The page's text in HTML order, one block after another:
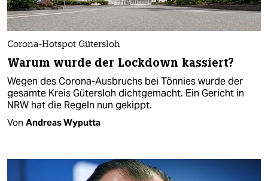
Corona-Hotspot Gütersloh
Warum wurde der Lockdown kassiert?
Wegen des Corona-Ausbruchs bei Tönnies wurde der
gesamte Kreis Gütersloh dichtgemacht. Ein Gericht in
NRW hat die Regeln nun gekippt.
Von Andreas Wyputta